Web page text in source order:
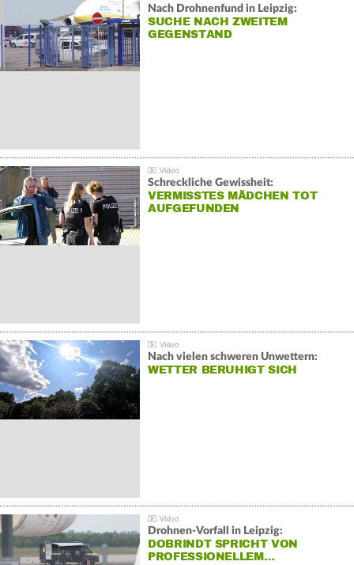
Nach Drohnenfund in Leipzig:
SUCHE NACH ZWEITEM
GEGENSTAND
Schreckliche Gewissheit:
VERMISSTES MÄDCHEN TOT
AUFGEFUNDEN
Nach vielen schweren Unwettern:
WETTER BERUHIGT SICH
Drohnen-Vorfall in Leipzig:
DOBRINDT SPRICHT VON
PROFESSIONELLEM…